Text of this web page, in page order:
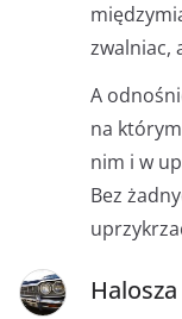
zwalniac,
A
na którym
nim i w
Bez
Halosza